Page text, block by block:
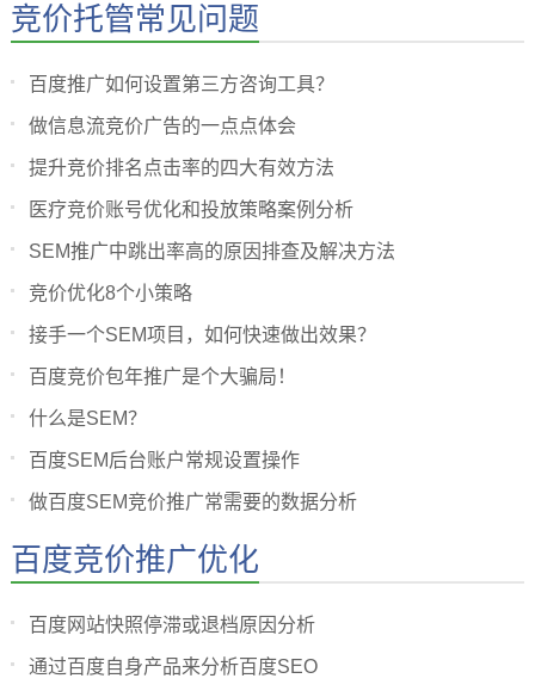
竞价托管常见问题
百度推广如何设置第三方咨询工具？
做信息流竞价广告的一点点体会
提升竞价排名点击率的四大有效方法
医疗竞价账号优化和投放策略案例分析
SEM推广中跳出率高的原因排查及解决方法
竞价优化8个小策略
接手一个SEM项目，如何快速做出效果？
百度竞价包年推广是个大骗局！
什么是SEM？
百度SEM后台账户常规设置操作
做百度SEM竞价推广常需要的数据分析
百度竞价推广优化
百度网站快照停滞或退档原因分析
通过百度自身产品来分析百度SEO